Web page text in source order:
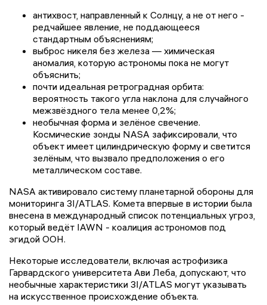
антихвост, направленный к Солнцу, а не от него -
редчайшее явление, не поддающееся
стандартным объяснениям;
выброс никеля без железа — химическая
аномалия, которую астрономы пока не могут
объяснить;
почти идеальная ретроградная орбита:
вероятность такого угла наклона для случайного
межзвёздного тела менее 0,2%;
необычная форма и зелёное свечение.
Космические зонды NASA зафиксировали, что
объект имеет цилиндрическую форму и светится
зелёным, что вызвало предположения о его
металлическом составе.
NASA активировало систему планетарной обороны для
мониторинга 3I/ATLAS. Комета впервые в истории была
внесена в международный список потенциальных угроз,
который ведёт IAWN - коалиция астрономов под
эгидой ООН.
Некоторые исследователи, включая астрофизика
Гарвардского университета Ави Леба, допускают, что
необычные характеристики 3I/ATLAS могут указывать
на искусственное происхождение объекта.